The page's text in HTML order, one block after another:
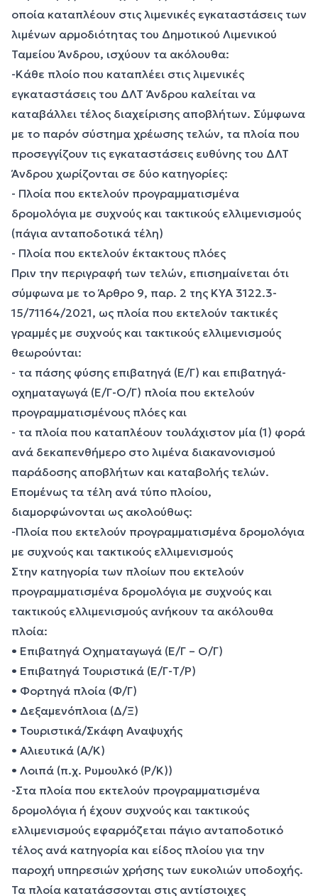
οποία καταπλέουν στις λιμενικές εγκαταστάσεις των
λιμένων αρμοδιότητας του Δημοτικού Λιμενικού
Ταμείου Άνδρου, ισχύουν τα ακόλουθα:
-Κάθε πλοίο που καταπλέει στις λιμενικές
εγκαταστάσεις του ΔΛΤ Άνδρου καλείται να
καταβάλλει τέλος διαχείρισης αποβλήτων. Σύμφωνα
με το παρόν σύστημα χρέωσης τελών, τα πλοία που
προσεγγίζουν τις εγκαταστάσεις ευθύνης του ΔΛΤ
Άνδρου χωρίζονται σε δύο κατηγορίες:
- Πλοία που εκτελούν προγραμματισμένα
δρομολόγια με συχνούς και τακτικούς ελλιμενισμούς
(πάγια ανταποδοτικά τέλη)
- Πλοία που εκτελούν έκτακτους πλόες
Πριν την περιγραφή των τελών, επισημαίνεται ότι
σύμφωνα με το Άρθρο 9, παρ. 2 της ΚΥΑ 3122.3-
15/71164/2021, ως πλοία που εκτελούν τακτικές
γραμμές με συχνούς και τακτικούς ελλιμενισμούς
θεωρούνται:
- τα πάσης φύσης επιβατηγά (Ε/Γ) και επιβατηγά-
οχηματαγωγά (Ε/Γ-Ο/Γ) πλοία που εκτελούν
προγραμματισμένους πλόες και
- τα πλοία που καταπλέουν τουλάχιστον μία (1) φορά
ανά δεκαπενθήμερο στο λιμένα διακανονισμού
παράδοσης αποβλήτων και καταβολής τελών.
Επομένως τα τέλη ανά τύπο πλοίου,
διαμορφώνονται ως ακολούθως:
-Πλοία που εκτελούν προγραμματισμένα δρομολόγια
με συχνούς και τακτικούς ελλιμενισμούς
Στην κατηγορία των πλοίων που εκτελούν
προγραμματισμένα δρομολόγια με συχνούς και
τακτικούς ελλιμενισμούς ανήκουν τα ακόλουθα
πλοία:
• Επιβατηγά Οχηματαγωγά (Ε/Γ – Ο/Γ)
• Επιβατηγά Τουριστικά (Ε/Γ-Τ/Ρ)
• Φορτηγά πλοία (Φ/Γ)
• Δεξαμενόπλοια (Δ/Ξ)
• Τουριστικά/Σκάφη Αναψυχής
• Αλιευτικά (Α/Κ)
• Λοιπά (π.χ. Ρυμουλκό (Ρ/Κ))
-Στα πλοία που εκτελούν προγραμματισμένα
δρομολόγια ή έχουν συχνούς και τακτικούς
ελλιμενισμούς εφαρμόζεται πάγιο ανταποδοτικό
τέλος ανά κατηγορία και είδος πλοίου για την
παροχή υπηρεσιών χρήσης των ευκολιών υποδοχής.
Τα πλοία κατατάσσονται στις αντίστοιχες